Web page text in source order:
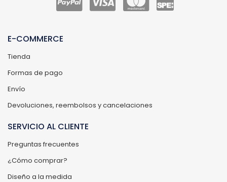
E-COMMERCE
Tienda
Formas de pago
Envío
Devoluciones, reembolsos y cancelaciones
SERVICIO AL CLIENTE
Preguntas frecuentes
¿Cómo comprar?
Diseño a la medida